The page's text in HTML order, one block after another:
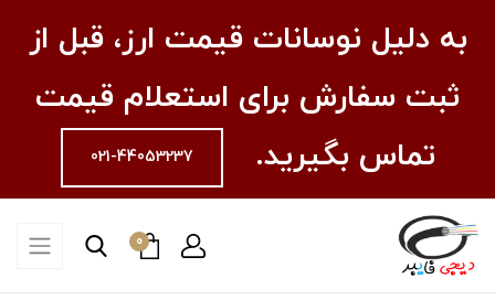
به دلیل نوسانات قیمت ارز، قبل از
ثبت سفارش برای استعلام قیمت
تماس بگیرید.
021-44053237
0